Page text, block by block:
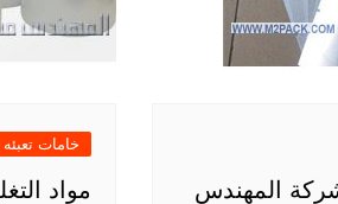
شركة المهندس
خامات
مواد